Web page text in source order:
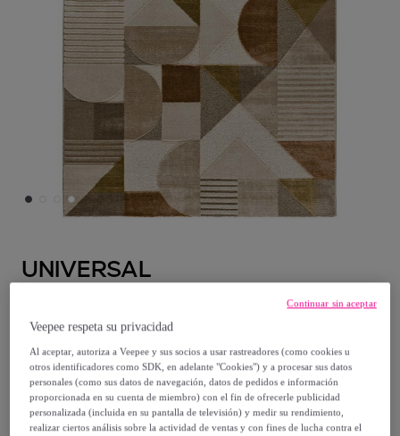
UNIVERSAL
MELFI Alfombra geométrica con relieve en
tonos cobrizos, varias medidas disponibles
Desde
119,95 €
Veepee respeta su privacidad
Al aceptar, autoriza a Veepee y sus socios a usar rastreadores (como cookies u
otros identificadores como SDK, en adelante "Cookies") y a procesar sus datos
personales (como sus datos de navegación, datos de pedidos e información
proporcionada en su cuenta de miembro) con el fin de ofrecerle publicidad
personalizada (incluida en su pantalla de televisión) y medir su rendimiento,
realizar ciertos análisis sobre la actividad de ventas y con fines de lucha contra el
Continuar sin aceptar